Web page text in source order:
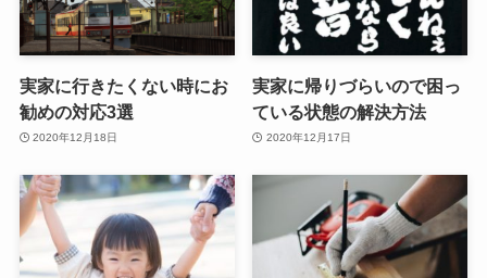
実家に行きたくない時にお
勧めの対応3選
2020年12月18日
実家に帰りづらいので困っ
ている状態の解決方法
2020年12月17日